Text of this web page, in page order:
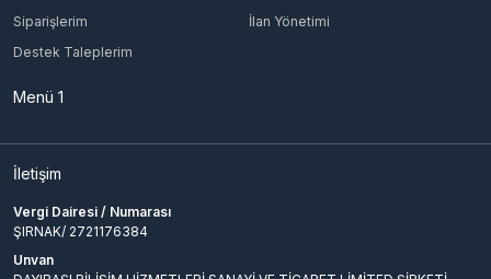
Siparişlerim
İlan Yönetimi
Destek Taleplerim
Menü 1
İletişim
Vergi Dairesi / Numarası
ŞIRNAK/ 2721176384
Unvan